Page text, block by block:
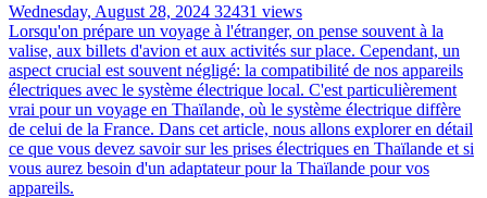
Wednesday, August 28, 2024 32431 views
Lorsqu'on prépare un voyage à l'étranger, on pense souvent à la
valise, aux billets d'avion et aux activités sur place. Cependant, un
aspect crucial est souvent négligé: la compatibilité de nos appareils
électriques avec le système électrique local. C'est particulièrement
vrai pour un voyage en Thaïlande, où le système électrique diffère
de celui de la France. Dans cet article, nous allons explorer en détail
ce que vous devez savoir sur les prises électriques en Thaïlande et si
vous aurez besoin d'un adaptateur pour la Thaïlande pour vos
appareils.